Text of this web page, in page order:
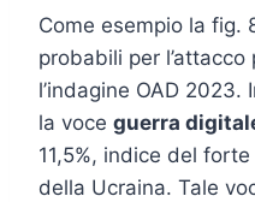
Come esempio la fig.
probabili per
l’indagine OAD
la voce guerra
11,5%, indice del
della Ucraina. Tale